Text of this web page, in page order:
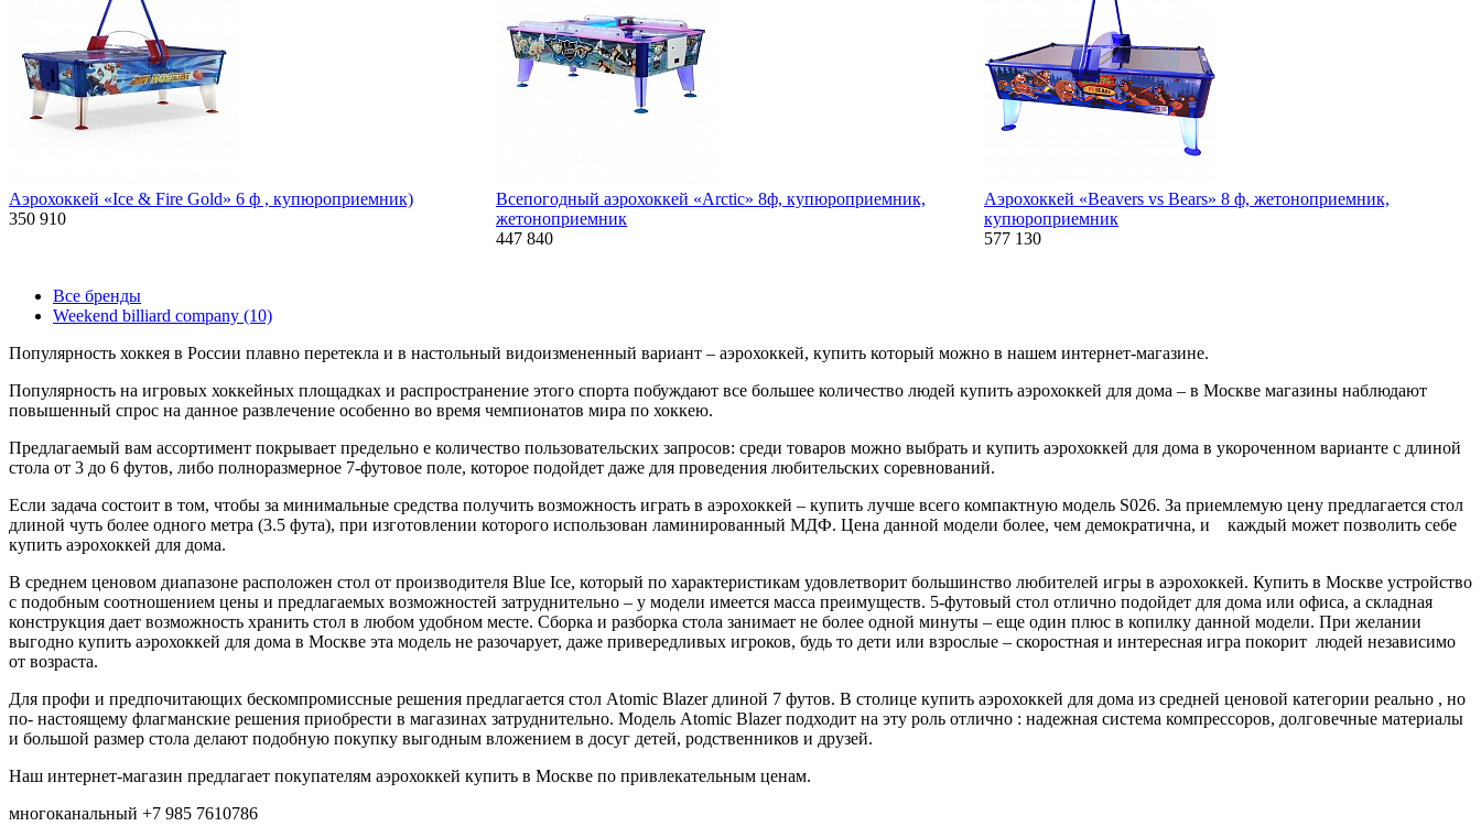
Аэрохоккей «Ice & Fire Gold» 6 ф , купюроприемник)
350 910
Всепогодный аэрохоккей «Arctic» 8ф, купюроприемник,
жетоноприемник
447 840
Аэрохоккей «Beavers vs Bears» 8 ф, жетоноприемник,
купюроприемник
577 130
Все бренды
Weekend billiard company (10)
Популярность хоккея в России плавно перетекла и в настольный видоизмененный вариант – аэрохоккей, купить который можно в нашем интернет-магазине.
Популярность на игровых хоккейных площадках и распространение этого спорта побуждают все большее количество людей купить аэрохоккей для дома – в Москве магазины наблюдают
повышенный спрос на данное развлечение особенно во время чемпионатов мира по хоккею.
Предлагаемый вам ассортимент покрывает предельно е количество пользовательских запросов: среди товаров можно выбрать и купить аэрохоккей для дома в укороченном варианте с длиной
стола от 3 до 6 футов, либо полноразмерное 7-футовое поле, которое подойдет даже для проведения любительских соревнований.
Если задача состоит в том, чтобы за минимальные средства получить возможность играть в аэрохоккей – купить лучше всего компактную модель S026. За приемлемую цену предлагается стол
длиной чуть более одного метра (3.5 фута), при изготовлении которого использован ламинированный МДФ. Цена данной модели более, чем демократична, и каждый может позволить себе
купить аэрохоккей для дома.
В среднем ценовом диапазоне расположен стол от производителя Blue Ice, который по характеристикам удовлетворит большинство любителей игры в аэрохоккей. Купить в Москве устройство
с подобным соотношением цены и предлагаемых возможностей затруднительно – у модели имеется масса преимуществ. 5-футовый стол отлично подойдет для дома или офиса, а складная
конструкция дает возможность хранить стол в любом удобном месте. Сборка и разборка стола занимает не более одной минуты – еще один плюс в копилку данной модели. При желании
выгодно купить аэрохоккей для дома в Москве эта модель не разочарует, даже привередливых игроков, будь то дети или взрослые – скоростная и интересная игра покорит людей независимо
от возраста.
Для профи и предпочитающих бескомпромиссные решения предлагается стол Atomic Blazer длиной 7 футов. В столице купить аэрохоккей для дома из средней ценовой категории реально , но
по- настоящему флагманские решения приобрести в магазинах затруднительно. Модель Atomic Blazer подходит на эту роль отлично : надежная система компрессоров, долговечные материалы
и большой размер стола делают подобную покупку выгодным вложением в досуг детей, родственников и друзей.
Наш интернет-магазин предлагает покупателям аэрохоккей купить в Москве по привлекательным ценам.
многоканальный +7 985 7610786